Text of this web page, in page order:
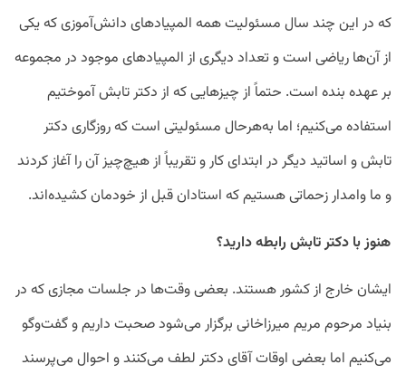
که در این چند سال مسئولیت همه المپیاد‌های دانش‌آموزی که یکی
از آن‌ها ریاضی است و تعداد دیگری از المپیاد‌های موجود در مجموعه
بر عهده بنده است. حتماً از چیز‌هایی که از دکتر تابش آموختیم
استفاده می‌کنیم؛ اما به‌هرحال مسئولیتی است که روزگاری دکتر
تابش و اساتید دیگر در ابتدای کار و تقریباً از هیچ‌چیز آن را آغاز کردند
و ما وامدار زحماتی هستیم که استادان قبل از خودمان کشیده‌اند.
هنوز با دکتر تابش رابطه دارید؟
ایشان خارج از کشور هستند. بعضی وقت‌ها در جلسات مجازی که در
بنیاد مرحوم مریم میرزاخانی برگزار می‌شود صحبت داریم و گفت‌وگو
می‌کنیم اما بعضی اوقات آقای دکتر لطف می‌کنند و احوال می‌پرسند